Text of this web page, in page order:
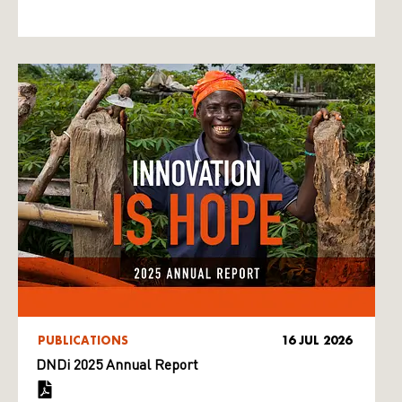
PUBLICATIONS 16 JUL 2026
DNDi 2025 Annual Report